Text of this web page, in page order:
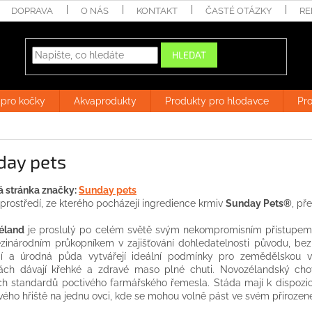
DOPRAVA O NÁS KONTAKT ČASTÉ OTÁZKY
HLEDAT
kočky Akvaprodukty Produkty pro hlodavce
pets
stránka značky:Sunday pets
ze kterého pocházejí ingredience krmiv Sunday Pets® ,
je proslulý po celém světě svým nekompromisním
průkopníkem v zajišťování dohledatelnosti původu,
a úrodná půda vytvářejí ideální podmínky pro zemědělskou
dávají křehké a zdravé maso plné chuti. Novozélandský
standardů poctivého farmářského řemesla. Stáda mají k
hřiště na jednu ovci, kde se mohou volně pást ve svém